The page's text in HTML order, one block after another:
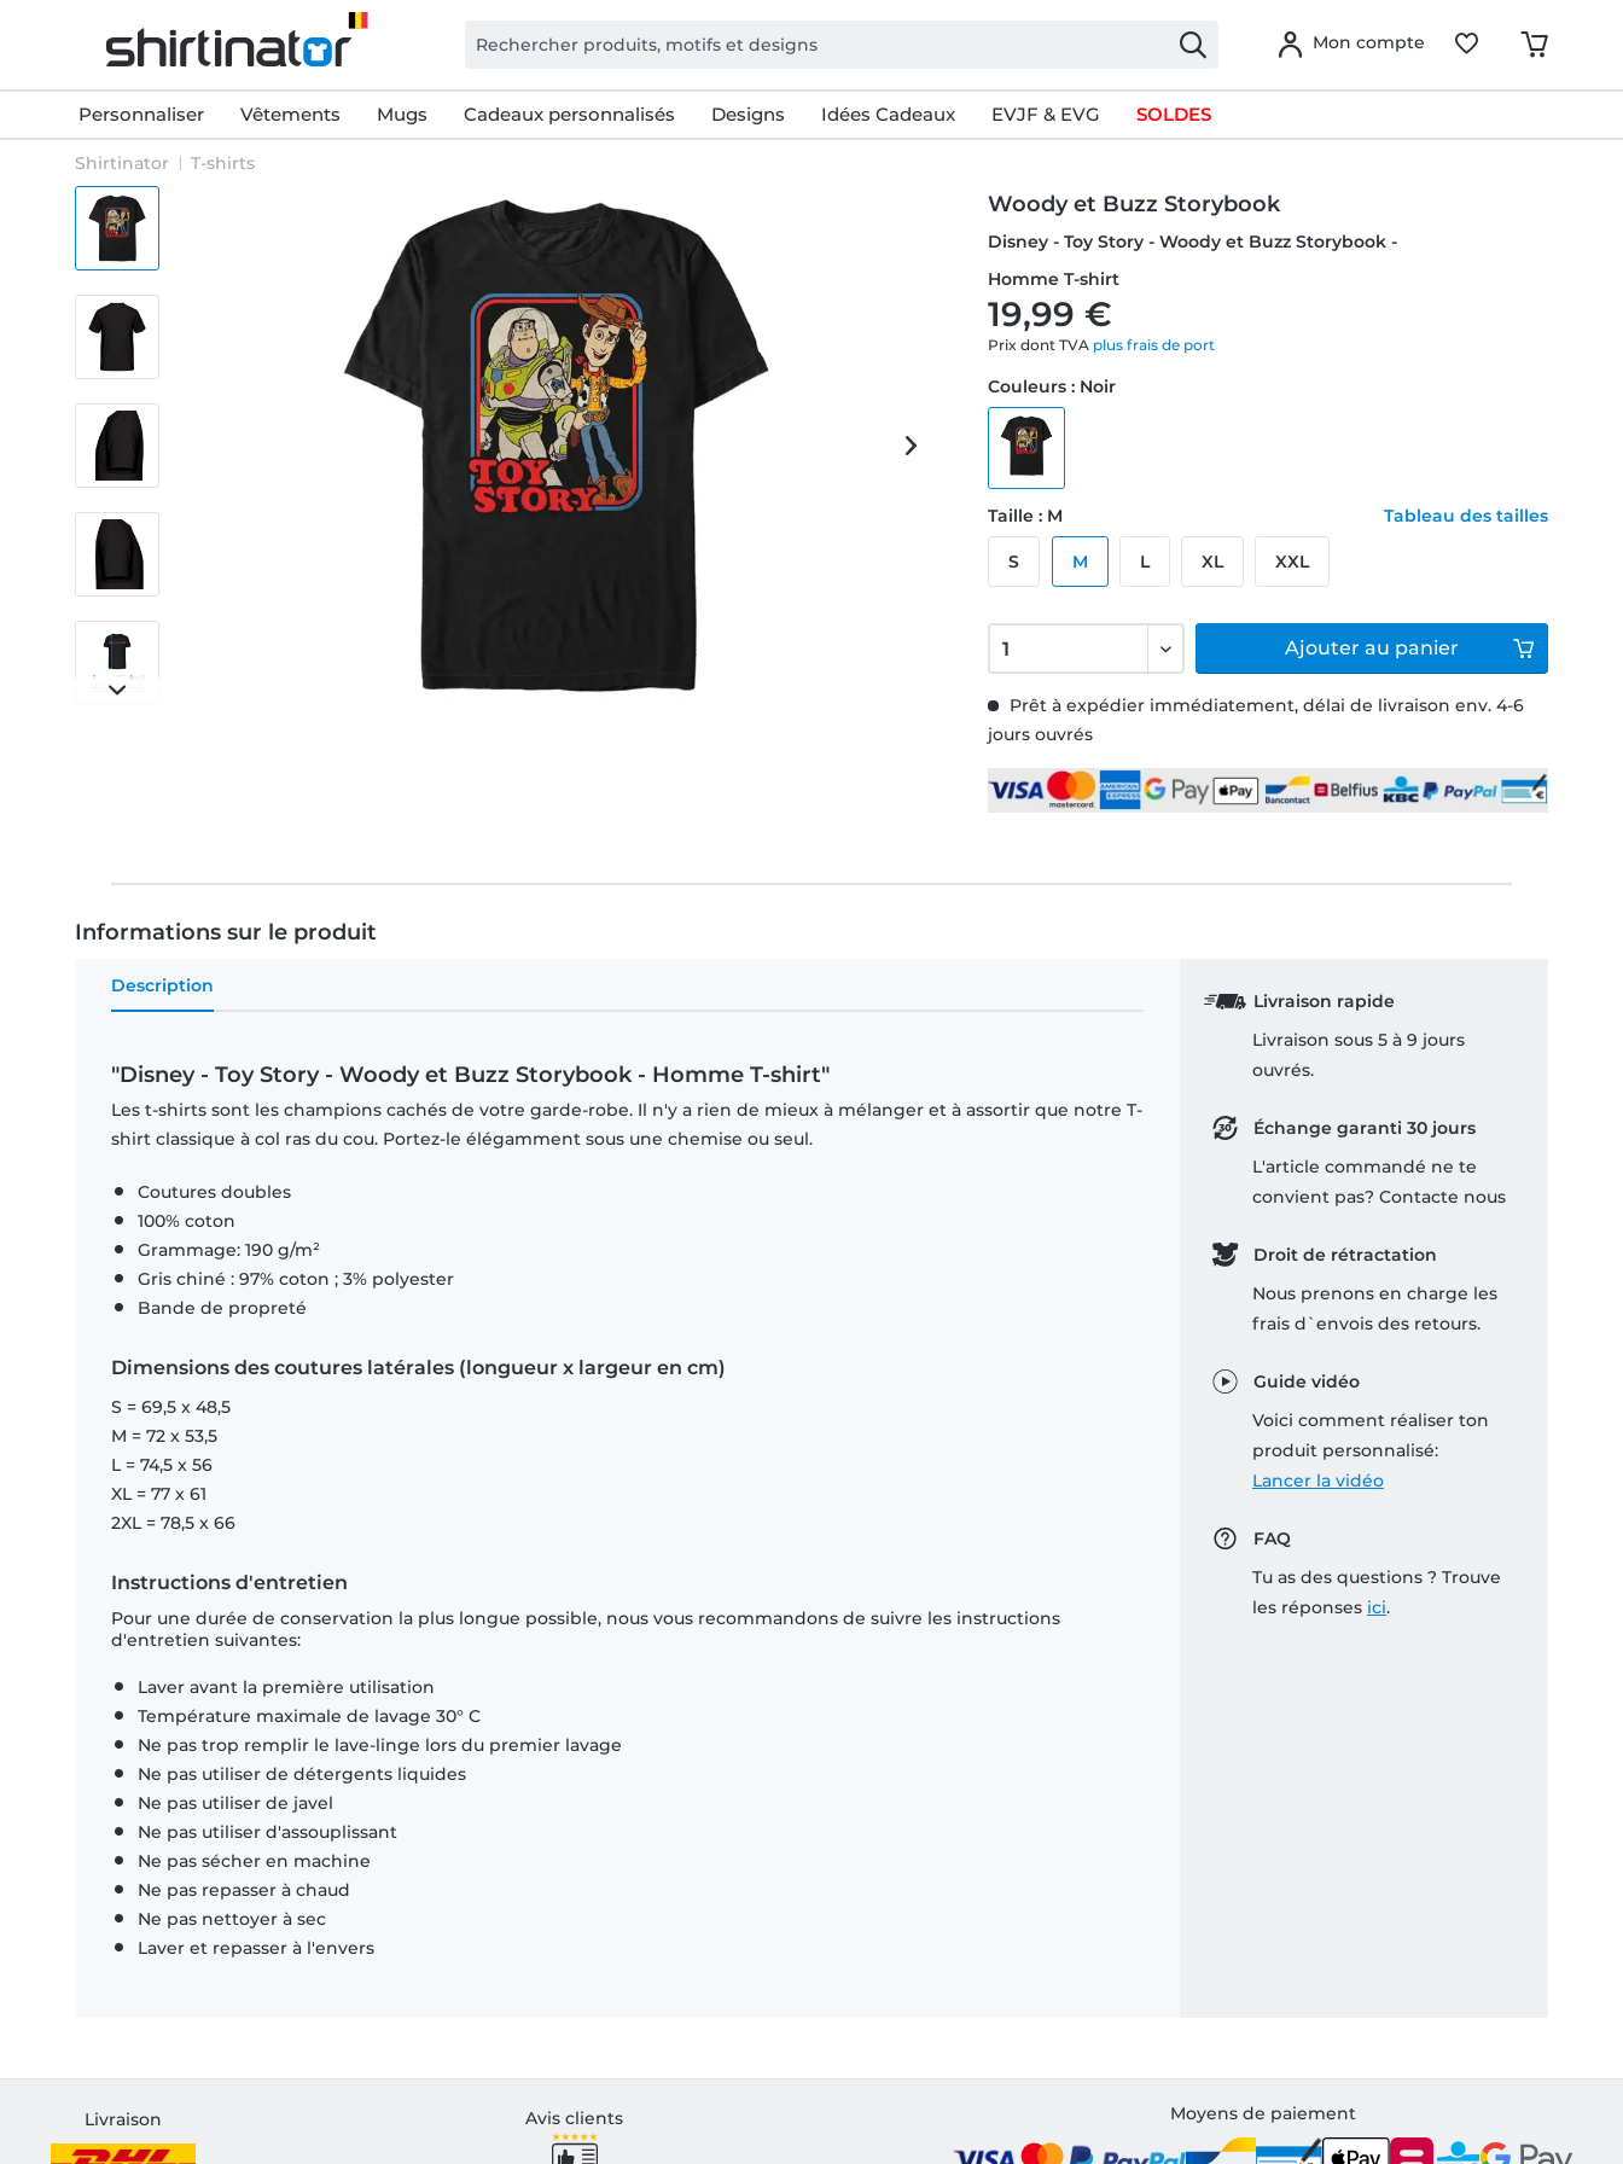
Mon compte
Personnaliser Vêtements Mugs Cadeaux personnalisés Designs Idées Cadeaux EVJF & EVG SOLDES
Shirtinator T-shirts
Woody et Buzz Storybook
Disney - Toy Story - Woody et Buzz Storybook -
Homme T-shirt
19,99 €
Prix dont TVA plus frais de port
Prêt à expédier immédiatement, délai de livraison env. 4-6
jours ouvrés
Couleurs : Noir
Taille : M Tableau des tailles
S M L XL XXL
Ajouter au panier
Informations sur le produit
Description
"Disney - Toy Story - Woody et Buzz Storybook - Homme T-shirt"
Les t-shirts sont les champions cachés de votre garde-robe. Il n'y a rien de mieux à mélanger et à assortir que notre T-
shirt classique à col ras du cou. Portez-le élégamment sous une chemise ou seul.
Coutures doubles
100% coton
Grammage: 190 g/m²
Gris chiné : 97% coton ; 3% polyester
Bande de propreté
Dimensions des coutures latérales (longueur x largeur en cm)
S = 69,5 x 48,5
M = 72 x 53,5
L = 74,5 x 56
XL = 77 x 61
2XL = 78,5 x 66
Instructions d'entretien
Pour une durée de conservation la plus longue possible, nous vous recommandons de suivre les instructions
d'entretien suivantes:
Laver avant la première utilisation
Température maximale de lavage 30° C
Ne pas trop remplir le lave-linge lors du premier lavage
Ne pas utiliser de détergents liquides
Ne pas utiliser de javel
Ne pas utiliser d'assouplissant
Ne pas sécher en machine
Ne pas repasser à chaud
Ne pas nettoyer à sec
Laver et repasser à l'envers
Livraison rapide
Livraison sous 5 à 9 jours
ouvrés.
Échange garanti 30 jours
L'article commandé ne te
convient pas? Contacte nous
Droit de rétractation
Nous prenons en charge les
frais d`envois des retours.
Guide vidéo
Voici comment réaliser ton
produit personnalisé:
Lancer la vidéo
FAQ
Tu as des questions ? Trouve
les réponses ici.
Livraison Avis clients Moyens de paiement